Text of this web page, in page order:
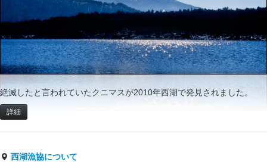
絶滅したと言われていたクニマスが2010年西湖で発見されました。
詳細
西湖漁協について